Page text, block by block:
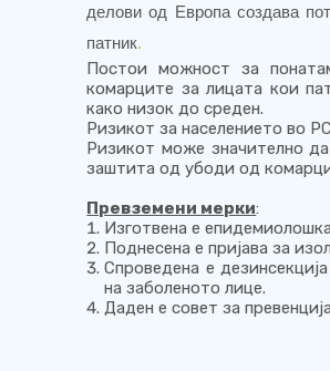
делови од Европа создава
патник.
Постои можност за
комарците за лицата кои
како низок до среден.
Ризикот за населението во
Ризикот може значително
заштита од убоди од
Превземени мерки:
Изготвена е
Поднесена е пријава за
Спроведена е
на заболеното лице.
Даден е совет за